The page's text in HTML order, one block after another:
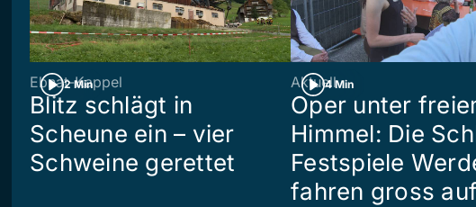
2 Min
Ebnat-Kappel
Blitz schlägt in
Scheune ein – vier
Schweine gerettet
4 Min
Aktuell
Oper unter
Himmel: Die
Festspiele
fahren gross auf